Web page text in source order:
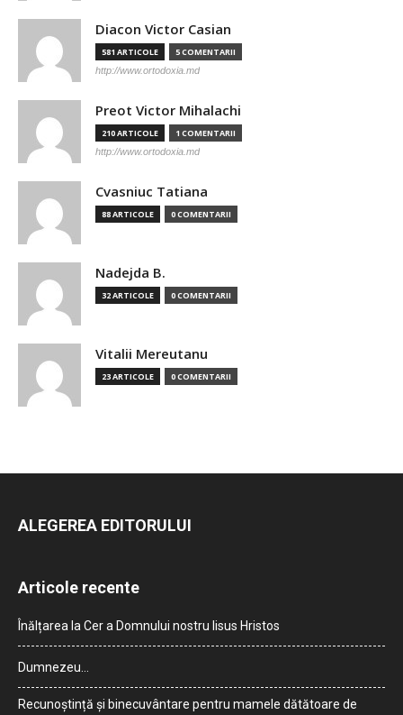
Diacon Victor Casian
581 ARTICOLE 5 COMENTARII
http://www.ortodoxia.md
Preot Victor Mihalachi
210 ARTICOLE 1 COMENTARII
http://www.ortodoxia.md
Cvasniuc Tatiana
88 ARTICOLE 0 COMENTARII
Nadejda B.
32 ARTICOLE 0 COMENTARII
Vitalii Mereutanu
23 ARTICOLE 0 COMENTARII
ALEGEREA EDITORULUI
Articole recente
Înălțarea la Cer a Domnului nostru Iisus Hristos
Dumnezeu…
Recunoștință și binecuvântare pentru mamele dătătoare de